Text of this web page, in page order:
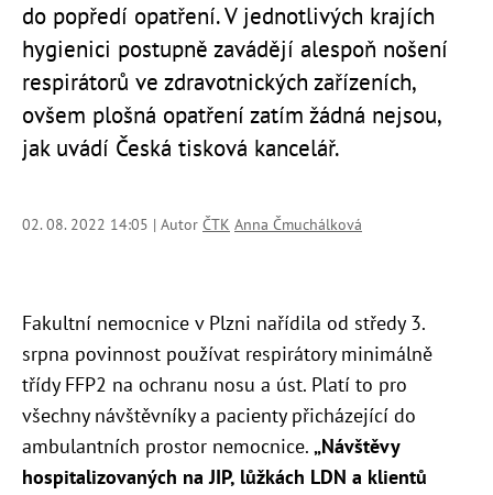
do popředí opatření. V jednotlivých krajích
hygienici postupně zavádějí alespoň nošení
respirátorů ve zdravotnických zařízeních,
ovšem plošná opatření zatím žádná nejsou,
jak uvádí Česká tisková kancelář.
02. 08. 2022 14:05 | Autor ČTK Anna Čmuchálková
Fakultní nemocnice v Plzni nařídila od středy 3.
srpna povinnost používat respirátory minimálně
třídy FFP2 na ochranu nosu a úst. Platí to pro
všechny návštěvníky a pacienty přicházející do
ambulantních prostor nemocnice. „Návštěvy
hospitalizovaných na JIP, lůžkách LDN a klientů